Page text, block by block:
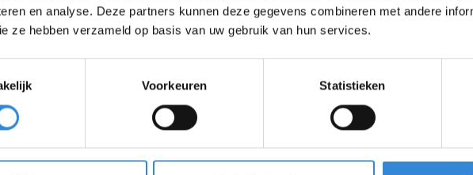
en analyse. Deze partners kunnen deze gegevens combineren met andere
ze hebben verzameld op basis van uw gebruik van hun services.
Voorkeuren Statistieken